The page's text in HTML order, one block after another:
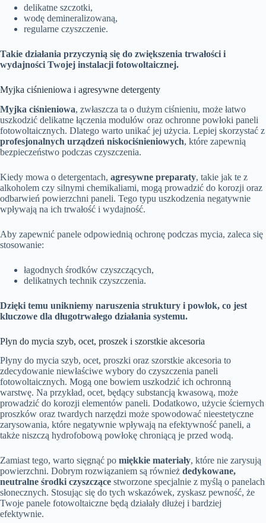
delikatne szczotki,
wodę demineralizowaną,
regularne czyszczenie.
Takie działania przyczynią się do zwiększenia trwałości i
wydajności Twojej instalacji fotowoltaicznej.
Myjka ciśnieniowa i agresywne detergenty
Myjka ciśnieniowa, zwłaszcza ta o dużym ciśnieniu, może łatwo
uszkodzić delikatne łączenia modułów oraz ochronne powłoki paneli
fotowoltaicznych. Dlatego warto unikać jej użycia. Lepiej skorzystać z
profesjonalnych urządzeń niskociśnieniowych, które zapewnią
bezpieczeństwo podczas czyszczenia.
Kiedy mowa o detergentach, agresywne preparaty, takie jak te z
alkoholem czy silnymi chemikaliami, mogą prowadzić do korozji oraz
odbarwień powierzchni paneli. Tego typu uszkodzenia negatywnie
wpływają na ich trwałość i wydajność.
Aby zapewnić panele odpowiednią ochronę podczas mycia, zaleca się
stosowanie:
łagodnych środków czyszczących,
delikatnych technik czyszczenia.
Dzięki temu unikniemy naruszenia struktury i powłok, co jest
kluczowe dla długotrwałego działania systemu.
Płyn do mycia szyb, ocet, proszek i szorstkie akcesoria
Płyny do mycia szyb, ocet, proszki oraz szorstkie akcesoria to
zdecydowanie niewłaściwe wybory do czyszczenia paneli
fotowoltaicznych. Mogą one bowiem uszkodzić ich ochronną
warstwę. Na przykład, ocet, będący substancją kwasową, może
prowadzić do korozji elementów paneli. Dodatkowo, użycie ściernych
proszków oraz twardych narzędzi może spowodować nieestetyczne
zarysowania, które negatywnie wpływają na efektywność paneli, a
także niszczą hydrofobową powłokę chroniącą je przed wodą.
Zamiast tego, warto sięgnąć po miękkie materiały, które nie zarysują
powierzchni. Dobrym rozwiązaniem są również dedykowane,
neutralne środki czyszczące stworzone specjalnie z myślą o panelach
słonecznych. Stosując się do tych wskazówek, zyskasz pewność, że
Twoje panele fotowoltaiczne będą działały dłużej i bardziej
efektywnie.